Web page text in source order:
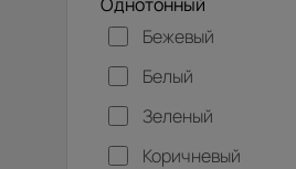
Бежевый
Белый
Зеленый
Коричневый